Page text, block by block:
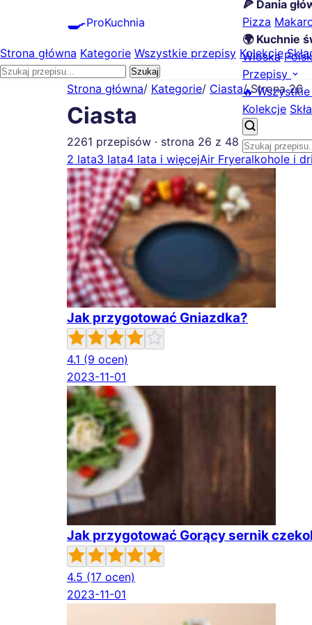
🍳ProKuchnia
🍕 Dania
Pizza
🌍 Kuchnie
Włoska
Przepisy
🔥
Kolekcje
Strona główna Kategorie Wszystkie przepisy Kolekcje
Szukaj
Strona główna/ Kategorie/ Ciasta/ Strona 26
Ciasta
2261 przepisów · strona 26 z 48
2 lata3 lata4 lata i więcejAir Fryeralkohole i
Jak przygotować Gniazdka?
4.1 (9 ocen)
2023-11-01
Jak przygotować Gorący sernik
4.5 (17 ocen)
2023-11-01